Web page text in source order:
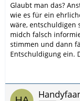
Glaubt man das?
wie es für ein
wäre, entschuldigen
midch falsch
stimmen und dann
Entschuldigung ein.